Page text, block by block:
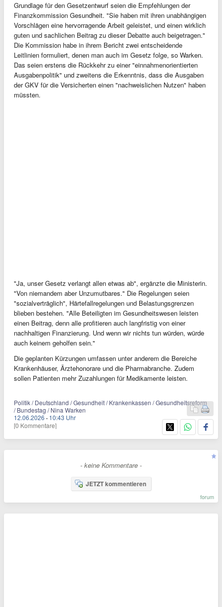
Grundlage für den Gesetzentwurf seien die Empfehlungen der
Finanzkommission Gesundheit. "Sie haben mit ihren unabhängigen
Vorschlägen eine hervorragende Arbeit geleistet, und einen wirklich
guten und sachlichen Beitrag zu dieser Debatte auch beigetragen."
Die Kommission habe in ihrem Bericht zwei entscheidende
Leitlinien formuliert, denen man auch im Gesetz folge, so Warken.
Das seien erstens die Rückkehr zu einer "einnahmenorientierten
Ausgabenpolitik" und zweitens die Erkenntnis, dass die Ausgaben
der GKV für die Versicherten einen "nachweislichen Nutzen" haben
müssten.
"Ja, unser Gesetz verlangt allen etwas ab", ergänzte die Ministerin.
"Von niemandem aber Unzumutbares." Die Regelungen seien
"sozialverträglich", Härtefallregelungen und Belastungsgrenzen
blieben bestehen. "Alle Beteiligten im Gesundheitswesen leisten
einen Beitrag, denn alle profitieren auch langfristig von einer
nachhaltigen Finanzierung. Und wenn wir nichts tun würden, würde
auch keinem geholfen sein."
Die geplanten Kürzungen umfassen unter anderem die Bereiche
Krankenhäuser, Ärztehonorare und die Pharmabranche. Zudem
sollen Patienten mehr Zuzahlungen für Medikamente leisten.
Politik / Deutschland / Gesundheit / Krankenkassen / Gesundheitsreform
/ Bundestag / Nina Warken
12.06.2026 · 10:43 Uhr
[0 Kommentare]
- keine Kommentare -
JETZT kommentieren
forum